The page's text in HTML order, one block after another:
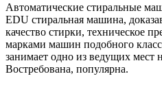
Автоматические стиральные
EDU стиральная машина,
качество стирки, техническое
марками машин подобного
занимает одно из ведущих мест
Востребована, популярна.